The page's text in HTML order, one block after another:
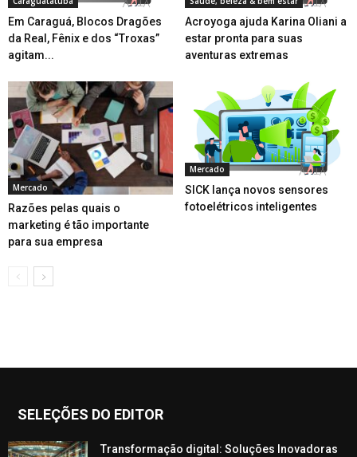
Em Caraguá, Blocos Dragões
da Real, Fênix e dos “Troxas”
agitam...
Acroyoga ajuda Karina Oliani a
estar pronta para suas
aventuras extremas
Mercado
Razões pelas quais o
marketing é tão importante
para sua empresa
Mercado
SICK lança novos sensores
fotoelétricos inteligentes
SELEÇÕES DO EDITOR
Transformação digital: Soluções Inovadoras